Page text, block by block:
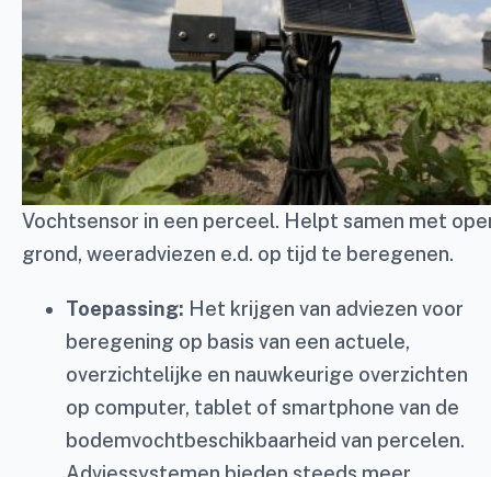
Vochtsensor in een perceel. Helpt samen met
grond, weeradviezen e.d. op tijd te beregenen.
Toepassing: Het krijgen van adviezen voor
beregening op basis van een actuele,
overzichtelijke en nauwkeurige overzichten
op computer, tablet of smartphone van de
bodemvochtbeschikbaarheid van percelen.